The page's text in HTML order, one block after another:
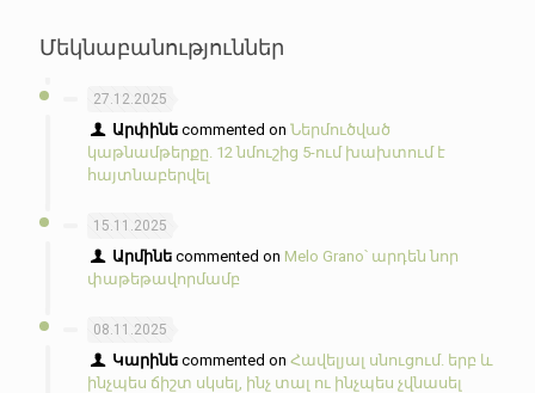
Մեկնաբանություններ
27.12.2025
Արփինե commented onՆերմուծված
կաթնամթերքը. 12 նմուշից 5-ում խախտում է
հայտնաբերվել
15.11.2025
Արմինե commented on Melo Grano՝ արդեն նոր
փաթեթավորմամբ
08.11.2025
Կարինե commented onՀավելյալ սնուցում. երբ և
ինչպես ճիշտ սկսել, ինչ տալ ու ինչպես չվնասել